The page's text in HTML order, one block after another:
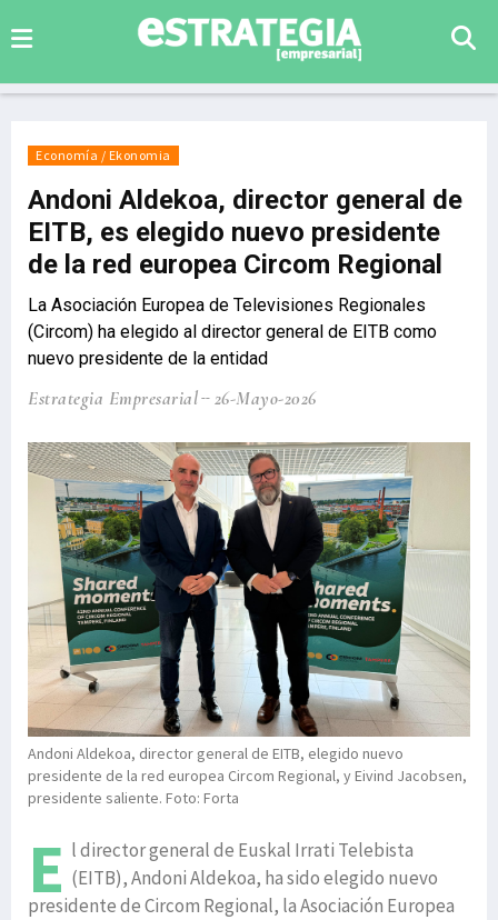
Economía / Ekonomia
Andoni Aldekoa, director general de
EITB, es elegido nuevo presidente
de la red europea Circom Regional
La Asociación Europea de Televisiones Regionales
(Circom) ha elegido al director general de EITB como
nuevo presidente de la entidad
Estrategia Empresarial 26-Mayo-2026
Andoni Aldekoa, director general de EITB, elegido nuevo
presidente de la red europea Circom Regional, y Eivind Jacobsen,
presidente saliente. Foto: Forta
E l director general de Euskal Irrati Telebista
(EITB), Andoni Aldekoa, ha sido elegido nuevo
presidente de Circom Regional, la Asociación Europea